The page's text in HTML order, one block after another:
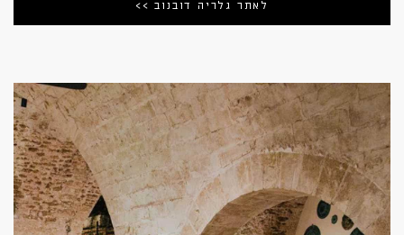
לאתר גלריה דובנוב >>